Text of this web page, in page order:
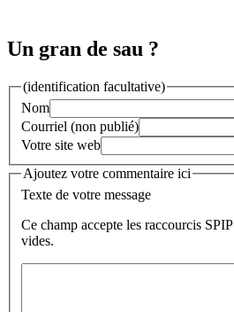
Un gran de sau ?
(identification facultative)
Nom
Courriel (non publié)
Votre site web
Ajoutez votre commentaire ici
Texte de votre message
Ce champ accepte les raccourcis SPIP
vides.